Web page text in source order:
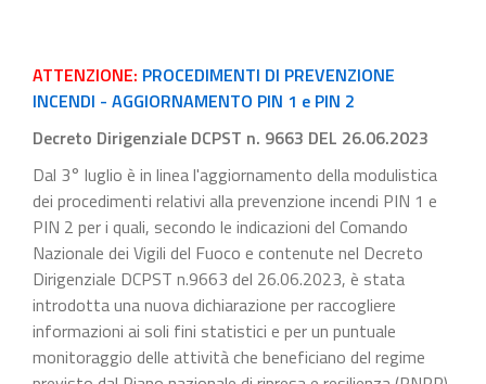
ATTENZIONE: PROCEDIMENTI DI PREVENZIONE
INCENDI - AGGIORNAMENTO PIN 1 e PIN 2
Decreto Dirigenziale DCPST n. 9663 DEL 26.06.2023
Dal 3° luglio è in linea l'aggiornamento della modulistica
dei procedimenti relativi alla prevenzione incendi PIN 1 e
PIN 2 per i quali, secondo le indicazioni del Comando
Nazionale dei Vigili del Fuoco e contenute nel Decreto
Dirigenziale DCPST n.9663 del 26.06.2023, è stata
introdotta una nuova dichiarazione per raccogliere
informazioni ai soli fini statistici e per un puntuale
monitoraggio delle attività che beneficiano del regime